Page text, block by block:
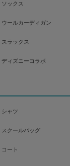
ソックス
ウールカーディガン
スラックス
ディズニーコラボ
シャツ
スクールバッグ
コート